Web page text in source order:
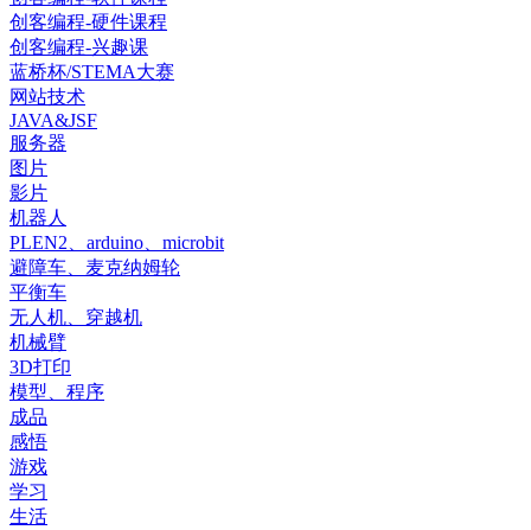
创客编程-硬件课程
创客编程-兴趣课
蓝桥杯/STEMA大赛
网站技术
JAVA&JSF
服务器
图片
影片
机器人
PLEN2、arduino、microbit
避障车、麦克纳姆轮
平衡车
无人机、穿越机
机械臂
3D打印
模型、程序
成品
感悟
游戏
学习
生活